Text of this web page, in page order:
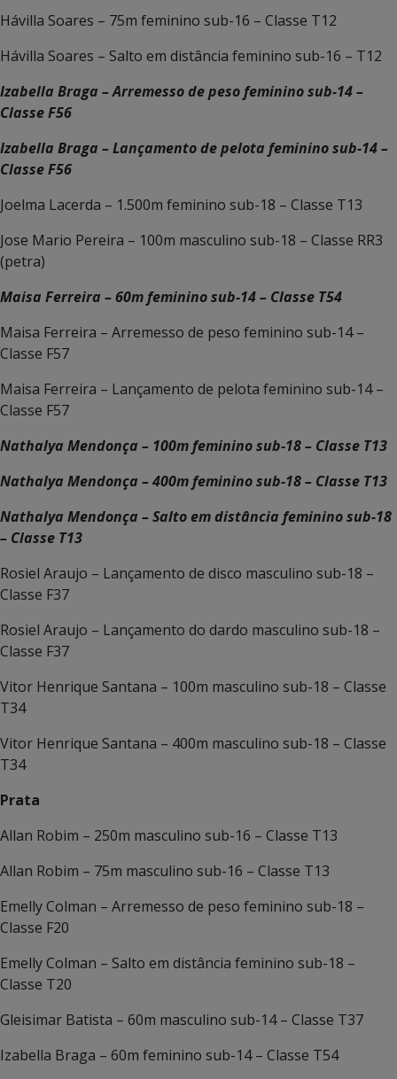
Hávilla Soares – 75m feminino sub-16 – Classe T12
Hávilla Soares – Salto em distância feminino sub-16 – T12
Izabella Braga – Arremesso de peso feminino sub-14 –
Classe F56
Izabella Braga – Lançamento de pelota feminino sub-14 –
Classe F56
Joelma Lacerda – 1.500m feminino sub-18 – Classe T13
Jose Mario Pereira – 100m masculino sub-18 – Classe RR3
(petra)
Maisa Ferreira – 60m feminino sub-14 – Classe T54
Maisa Ferreira – Arremesso de peso feminino sub-14 –
Classe F57
Maisa Ferreira – Lançamento de pelota feminino sub-14 –
Classe F57
Nathalya Mendonça – 100m feminino sub-18 – Classe T13
Nathalya Mendonça – 400m feminino sub-18 – Classe T13
Nathalya Mendonça – Salto em distância feminino sub-18
– Classe T13
Rosiel Araujo – Lançamento de disco masculino sub-18 –
Classe F37
Rosiel Araujo – Lançamento do dardo masculino sub-18 –
Classe F37
Vitor Henrique Santana – 100m masculino sub-18 – Classe
T34
Vitor Henrique Santana – 400m masculino sub-18 – Classe
T34
Prata
Allan Robim – 250m masculino sub-16 – Classe T13
Allan Robim – 75m masculino sub-16 – Classe T13
Emelly Colman – Arremesso de peso feminino sub-18 –
Classe F20
Emelly Colman – Salto em distância feminino sub-18 –
Classe T20
Gleisimar Batista – 60m masculino sub-14 – Classe T37
Izabella Braga – 60m feminino sub-14 – Classe T54